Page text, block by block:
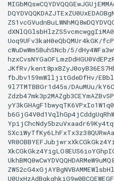
Uoq9UFv3kaH0eQbQMUr4kGK/
cWuDwWm5BuhSNcb/5/
JKfRv/
fbJbv159mWlljitGdeDfHv/
9l7TMTBBGr1d45s/DAuMUu/